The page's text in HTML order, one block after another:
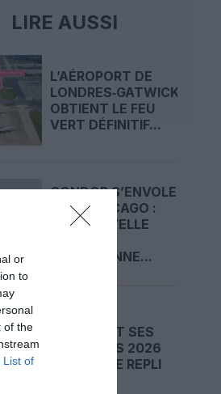
or
to
of the
List of
LIRE AUSSI
L’AÉROPORT DE
LONDRES‑GATWICK
OBTIENT LE FEU
VERT DÉFINITIF...
CONDOR S’ENVOLE
VERS CHICAGO :
UNE NOUVELLE
QUOTIDIENNE...
MAINTIENT SES
OBJECTIFS 2026
MALGRÉ LE REPLI